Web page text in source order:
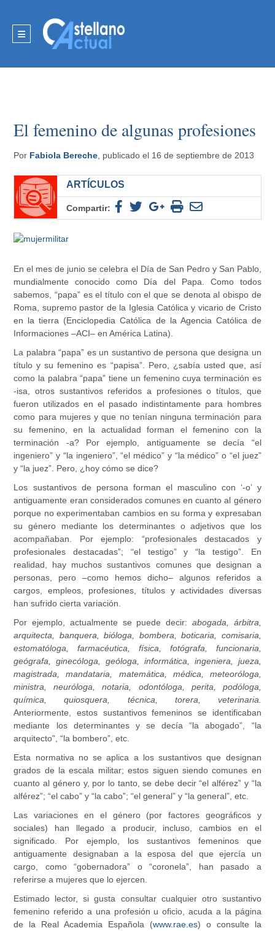
El femenino de algunas profesiones
Por Fabiola Bereche , publicado el 16 de septiembre de 2013
ARTÍCULOS
Compartir:
En el mes de junio se celebra el Día de San Pedro y San Pablo,
mundialmente conocido como Día del Papa. Como todos
sabemos, “papa” es el título con el que se denota al obispo de
Roma, supremo pastor de la Iglesia Católica y vicario de Cristo
en la tierra (Enciclopedia Católica de la Agencia Católica de
Informaciones –ACI– en América Latina).
La palabra “papa” es un sustantivo de persona que designa un
título y su femenino es “papisa”. Pero, ¿sabía usted que, así
como la palabra “papa” tiene un femenino cuya terminación es
-isa, otros sustantivos referidos a profesiones o títulos, que
fueron utilizados en el pasado indistintamente para hombres
como para mujeres y que no tenían ninguna terminación para
su femenino, en la actualidad forman el femenino con la
terminación -a? Por ejemplo, antiguamente se decía “el
ingeniero” y “la ingeniero”, “el médico” y “la médico” o “el juez”
y “la juez”. Pero, ¿hoy cómo se dice?
Los sustantivos de persona forman el masculino con ‘-o’ y
antiguamente eran considerados comunes en cuanto al género
porque no experimentaban cambios en su forma y expresaban
su género mediante los determinantes o adjetivos que los
acompañaban. Por ejemplo: “profesionales destacados y
profesionales destacadas”; “el testigo” y “la testigo”. En
realidad, hay muchos sustantivos comunes que designan a
personas, pero –como hemos dicho– algunos referidos a
cargos, empleos, profesiones, títulos y actividades diversas
han sufrido cierta variación.
Por ejemplo, actualmente se puede decir: abogada, árbitra,
arquitecta, banquera, bióloga, bombera, boticaria, comisaria,
estomatóloga, farmacéutica, física, fotógrafa, funcionaria,
geógrafa, ginecóloga, geóloga, informática, ingeniera, jueza,
magistrada, mandataria, matemática, médica, meteoróloga,
ministra, neuróloga, notaria, odontóloga, perita, podóloga,
química, quiosquera, técnica, torera, veterinaria.
Anteriormente, estos sustantivos femeninos se identificaban
mediante los determinantes y se decía “la abogado”, “la
arquitecto”, “la bombero”, etc.
Esta normativa no se aplica a los sustantivos que designan
grados de la escala militar; estos siguen siendo comunes en
cuanto al género y, por lo tanto, se debe decir “el alférez” y “la
alférez”; “el cabo” y “la cabo”; “el general” y “la general”, etc.
Las variaciones en el género (por factores geográficos y
sociales) han llegado a producir, incluso, cambios en el
significado. Por ejemplo, los sustantivos femeninos que
antiguamente designaban a la esposa del que ejercía un
cargo, como “gobernadora” o “coronela”, han pasado a
referirse a mujeres que lo ejercen.
Estimado lector, si gusta consultar cualquier otro sustantivo
femenino referido a una profesión u oficio, acuda a la página
de la Real Academia Española (www.rae.es) o consulte la